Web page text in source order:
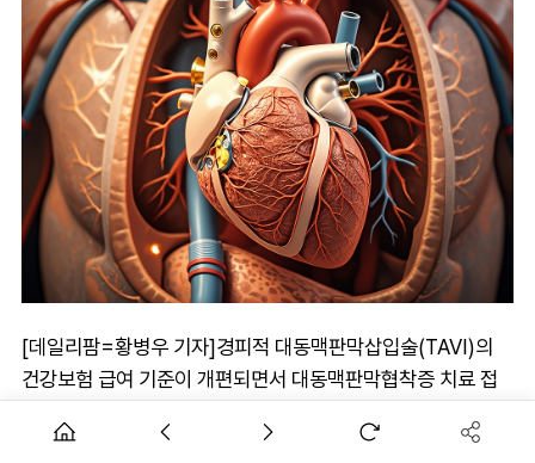
[데일리팜=황병우 기자]경피적 대동맥판막삽입술(TAVI)의
건강보험 급여 기준이 개편되면서 대동맥판막협착증 치료 접